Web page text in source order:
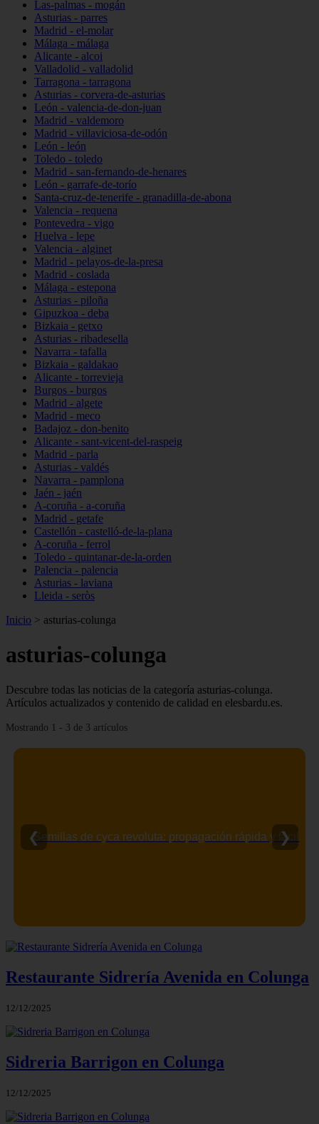
Las-palmas - mogán
Asturias - parres
Madrid - el-molar
Málaga - málaga
Alicante - alcoi
Valladolid - valladolid
Tarragona - tarragona
Asturias - corvera-de-asturias
León - valencia-de-don-juan
Madrid - valdemoro
Madrid - villaviciosa-de-odón
León - león
Toledo - toledo
Madrid - san-fernando-de-henares
León - garrafe-de-torío
Santa-cruz-de-tenerife - granadilla-de-abona
Valencia - requena
Pontevedra - vigo
Huelva - lepe
Valencia - alginet
Madrid - pelayos-de-la-presa
Madrid - coslada
Málaga - estepona
Asturias - piloña
Gipuzkoa - deba
Bizkaia - getxo
Asturias - ribadesella
Navarra - tafalla
Bizkaia - galdakao
Alicante - torrevieja
Burgos - burgos
Madrid - algete
Madrid - meco
Badajoz - don-benito
Alicante - sant-vicent-del-raspeig
Madrid - parla
Asturias - valdés
Navarra - pamplona
Jaén - jaén
A-coruña - a-coruña
Madrid - getafe
Castellón - castelló-de-la-plana
A-coruña - ferrol
Toledo - quintanar-de-la-orden
Palencia - palencia
Asturias - laviana
Lleida - seròs
Inicio > asturias-colunga
asturias-colunga
Descubre todas las noticias de la categoría asturias-colunga.
Artículos actualizados y contenido de calidad en elesbardu.es.
Mostrando 1 - 3 de 3 artículos
Semillas de cyca revoluta: propagación rápida y fácil
❮ ❯
Restaurante Sidrería Avenida en Colunga
12/12/2025
Sidreria Barrigon en Colunga
12/12/2025